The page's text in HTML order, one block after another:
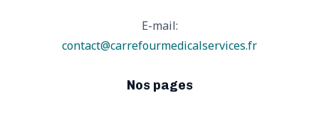
E-mail:
contact@carrefourmedicalservices.fr
Nos pages